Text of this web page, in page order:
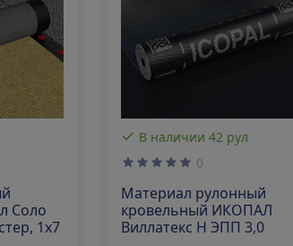
Соло
1х7
В наличии 42 рул
0
Материал рулонный
кровельный ИКОПАЛ
Виллатекс Н ЭПП 3,0